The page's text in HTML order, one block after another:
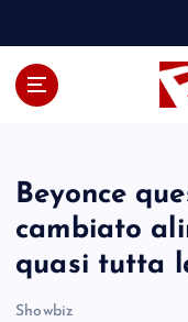
Beyonce
cambiato
quasi tutta
Showbiz